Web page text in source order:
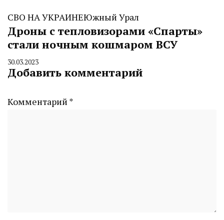
СВО НА УКРАИНЕЮжный Урал
Дроны с тепловизорами «Спарты»
стали ночным кошмаром ВСУ
By
CHELINDUSTRY
30.03.2023
Добавить комментарий
Комментарий *